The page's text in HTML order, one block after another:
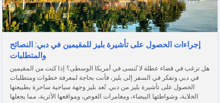
إجراءات الحصول على تأشيرة بليز للمقيمين في دبي: النصائح
والمتطلبات
هل ترغب في قضاء عطلة لا تُنسى في أمريكا الوسطى؟ إذا كنت من المقيمين
في دبي وتفكر في السفر إلى بليز، فأنت بحاجة لمعرفة خطوات ومتطلبات
الحصول على تأشيرة بليز من دبي. تُعد بليز وجهة سياحية ساحرة بطبيعتها
الخلابة، وشواطئها البيضاء، ومغامرات الغوص، ومواقعها الأثرية، مما يجعلها